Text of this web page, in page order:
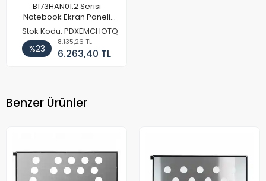
B173HAN01.2 Serisi
Notebook Ekran Paneli
(120hz Full HD)
Stok Kodu: PDXEMCHOTQ
%23
8.135,26 TL
6.263,40 TL
Benzer Ürünler